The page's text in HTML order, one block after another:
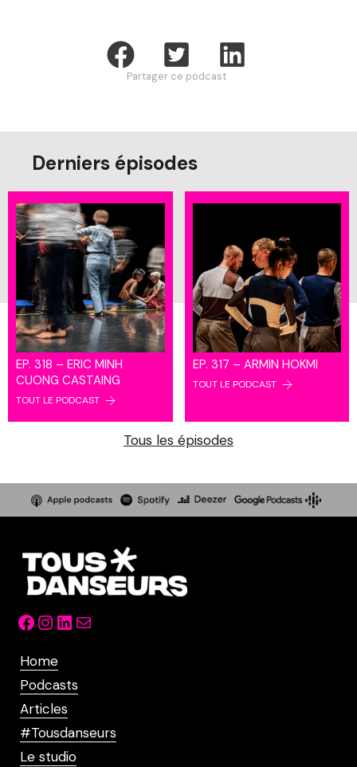
Partager ce podcast
Derniers épisodes
EP. 318 – ERIC MINH
CUONG CASTAING
TOUT LE PODCAST
EP. 317 – ARMIN HOKMI
TOUT LE PODCAST
Tous les épisodes
Facebook
Instagram
LinkedIn
Mail
Home
Podcasts
Articles
#Tousdanseurs
Le studio